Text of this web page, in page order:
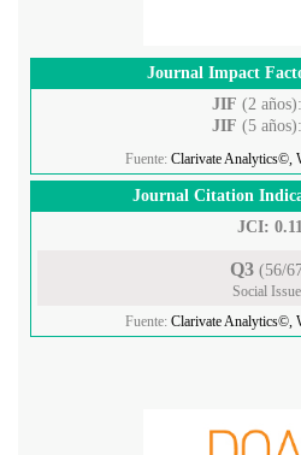
Journal Impact
JIF (2 años):
JIF (5 años):
Fuente: Clarivate Analytics©,
Journal Citation
JCI: 0.11
Q3 (56/
Social
Fuente: Clarivate Analytics©,